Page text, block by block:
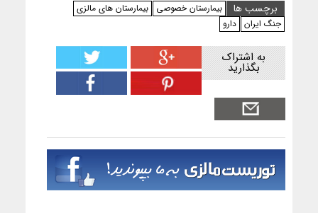
برچسب ها
بیمارستان خصوصی
بیمارستان های مالزی
جنگ ایران دارو
به اشتراک
بگذارید